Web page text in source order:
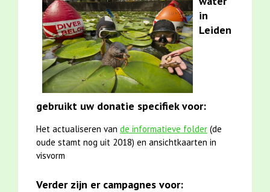
in
Leiden
gebruikt uw donatie specifiek voor:
Het actualiseren van de informatieve folder (de
oude stamt nog uit 2018) en ansichtkaarten in
visvorm
Verder zijn er campagnes voor: